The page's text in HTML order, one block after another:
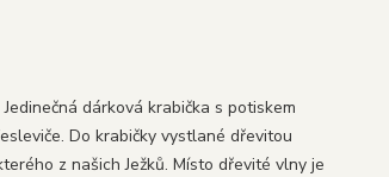
dárková krabička s potiskem
Do krabičky vystlané dřevitou
z našich Ježků. Místo dřevité vlny je